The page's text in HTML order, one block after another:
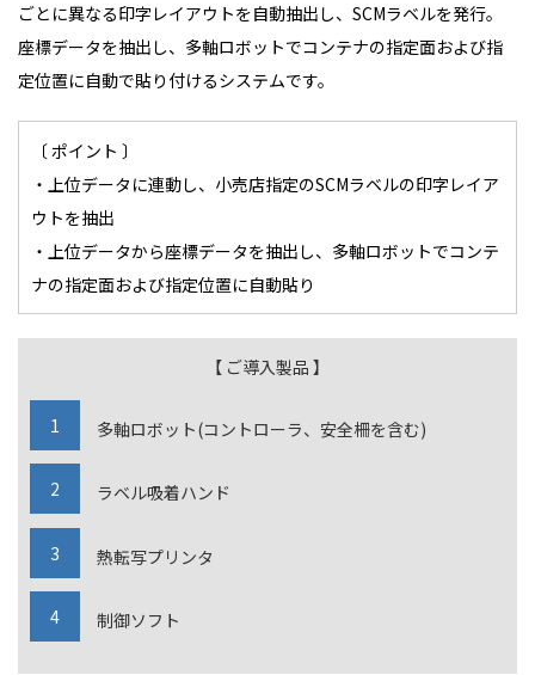
ごとに異なる印字レイアウトを自動抽出し、SCMラベルを発行。
座標データを抽出し、多軸ロボットでコンテナの指定面および指
定位置に自動で貼り付けるシステムです。
〔 ポイント 〕
・上位データに連動し、小売店指定のSCMラベルの印字レイア
ウトを抽出
・上位データから座標データを抽出し、多軸ロボットでコンテ
ナの指定面および指定位置に自動貼り
【 ご導入製品 】
多軸ロボット(コントローラ、安全柵を含む)
ラベル吸着ハンド
熱転写プリンタ
制御ソフト